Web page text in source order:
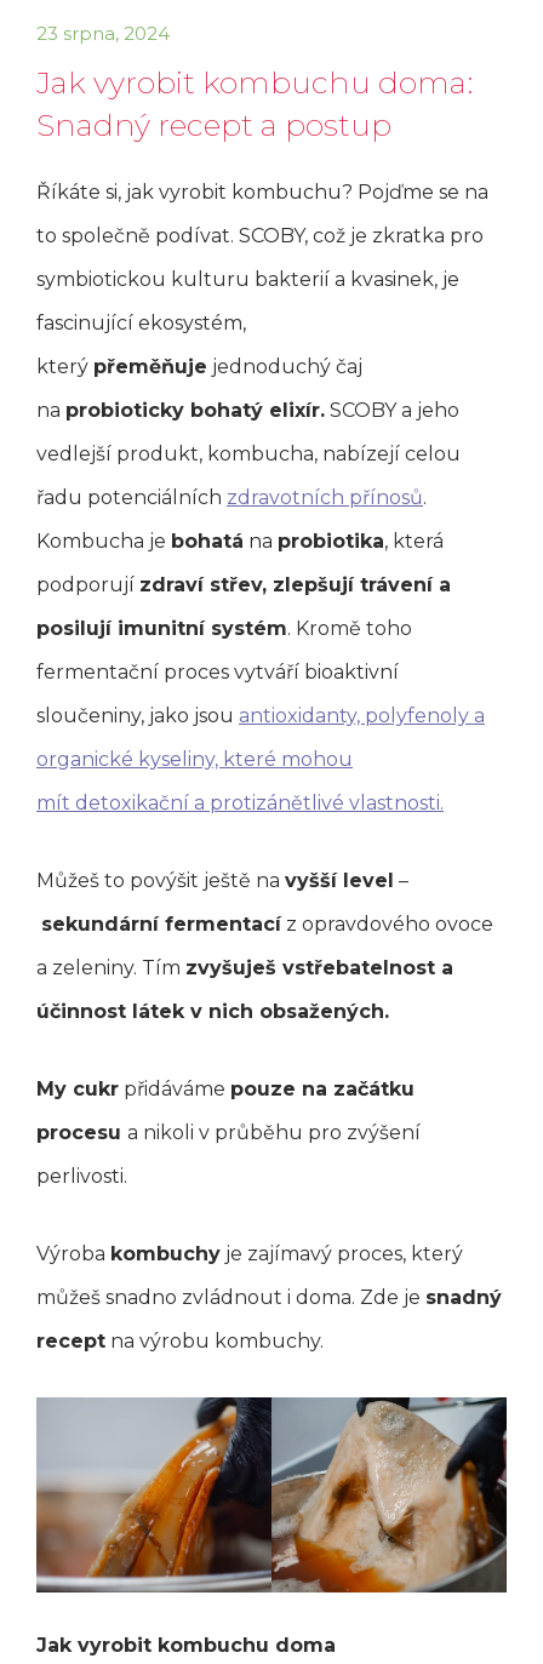
23 srpna, 2024
Jak vyrobit kombuchu doma:
Snadný recept a postup
Říkáte si, jak vyrobit kombuchu? Pojďme se na
to společně podívat. SCOBY, což je zkratka pro
symbiotickou kulturu bakterií a kvasinek, je
fascinující ekosystém,
který přeměňuje jednoduchý čaj
na probioticky bohatý elixír. SCOBY a jeho
vedlejší produkt, kombucha, nabízejí celou
řadu potenciálních zdravotních přínosů.
Kombucha je bohatá na probiotika, která
podporují zdraví střev, zlepšují trávení a
posilují imunitní systém. Kromě toho
fermentační proces vytváří bioaktivní
sloučeniny, jako jsou antioxidanty, polyfenoly a
organické kyseliny, které mohou
mít detoxikační a protizánětlivé vlastnosti.
Můžeš to povýšit ještě na vyšší level –
sekundární fermentacíz opravdového ovoce
a zeleniny. Tím zvyšuješ vstřebatelnost a
účinnost látek v nich obsažených.
My cukr přidáváme pouze na začátku
procesu a nikoli v průběhu pro zvýšení
perlivosti.
Výroba kombuchy je zajímavý proces, který
můžeš snadno zvládnout i doma. Zde je snadný
recept na výrobu kombuchy.
Jak vyrobit kombuchu doma